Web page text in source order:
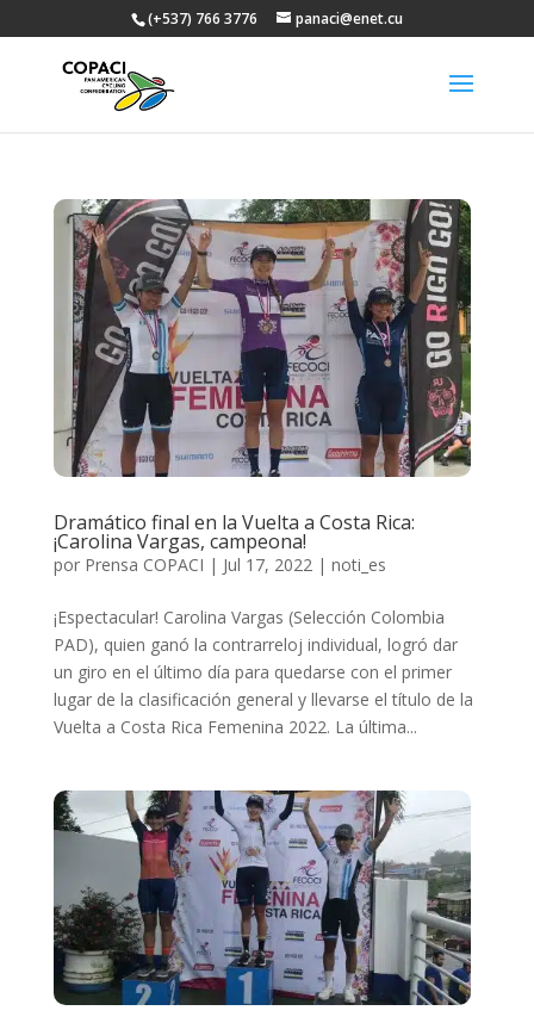
(+537) 766 3776 panaci@enet.cu
Dramático final en la Vuelta a Costa Rica:
¡Carolina Vargas, campeona!
por Prensa COPACI | Jul 17, 2022| noti_es
¡Espectacular! Carolina Vargas (Selección Colombia
PAD), quien ganó la contrarreloj individual, logró dar
un giro en el último día para quedarse con el primer
lugar de la clasificación general y llevarse el título de la
Vuelta a Costa Rica Femenina 2022. La última...